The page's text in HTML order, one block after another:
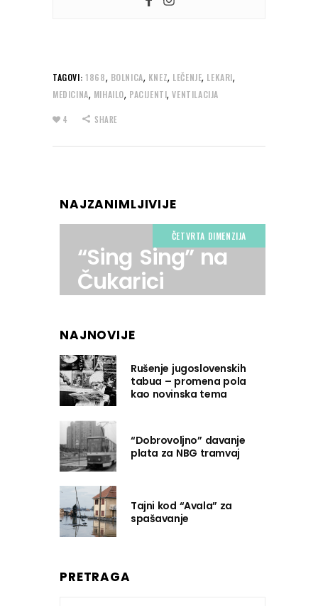
TAGOVI: 1868, BOLNICA, KNEZ, LEČENJE, LEKARI,
MEDICINA, MIHAILO, PACIJENTI,VENTILACIJA
4 SHARE
NAJZANIMLJIVIJE
ČETVRTA DIMENZIJA
“Sing Sing” na
Čukarici
NAJNOVIJE
Rušenje jugoslovenskih
tabua – promena pola
kao novinska tema
“Dobrovoljno” davanje
plata za NBG tramvaj
Tajni kod “Avala” za
spašavanje
PRETRAGA